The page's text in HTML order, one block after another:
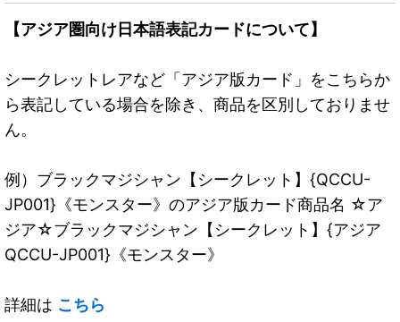
【アジア圏向け日本語表記カードについて】
シークレットレアなど「アジア版カード」をこちらか
ら表記している場合を除き、商品を区別しておりませ
ん。
例）ブラックマジシャン【シークレット】{QCCU-
JP001}《モンスター》のアジア版カード商品名 ☆ア
ジア☆ブラックマジシャン【シークレット】{アジア
QCCU-JP001}《モンスター》
詳細は こちら